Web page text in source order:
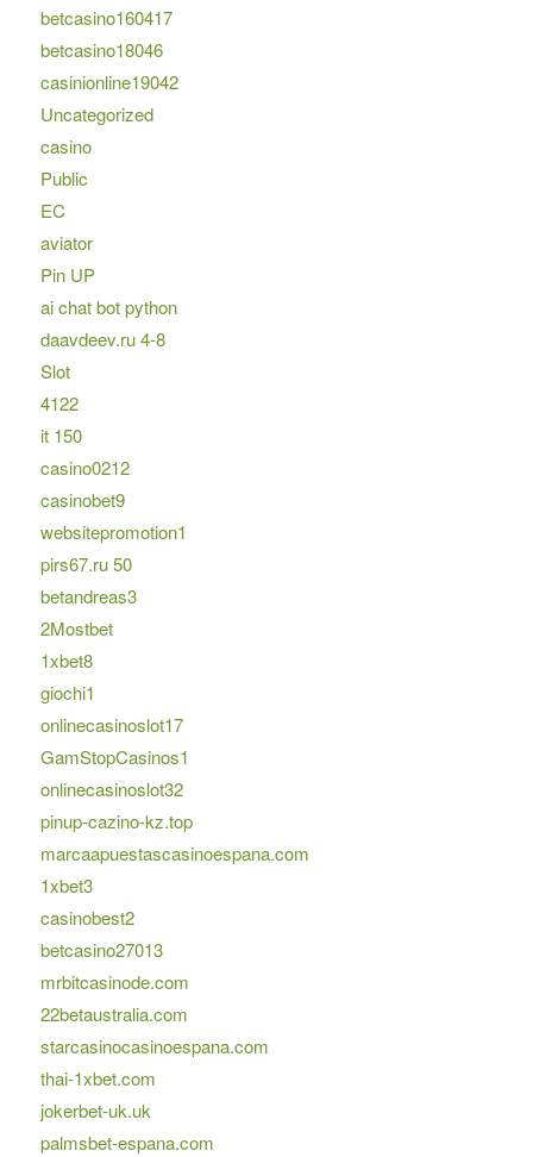
betcasino160417
betcasino18046
casinionline19042
Uncategorized
casino
Public
EC
aviator
Pin UP
ai chat bot python
daavdeev.ru 4-8
Slot
4122
it 150
casino0212
casinobet9
websitepromotion1
pirs67.ru 50
betandreas3
2Mostbet
1xbet8
giochi1
onlinecasinoslot17
GamStopCasinos1
onlinecasinoslot32
pinup-cazino-kz.top
marcaapuestascasinoespana.com
1xbet3
casinobest2
betcasino27013
mrbitcasinode.com
22betaustralia.com
starcasinocasinoespana.com
thai-1xbet.com
jokerbet-uk.uk
palmsbet-espana.com